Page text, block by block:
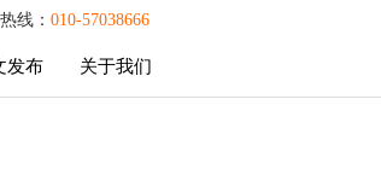
线： 010-57038666
关于我们
关于我们
发布
发布